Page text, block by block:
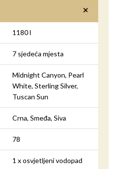
1180 l
7 sjedeća mjesta
Midnight Canyon, Pearl
White, Sterling Silver,
Tuscan Sun
Crna, Smeđa, Siva
78
1 x osvjetljeni vodopad